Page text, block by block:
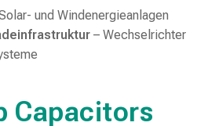
und Windenergieanlagen
– Wechselrichter
Capacitors